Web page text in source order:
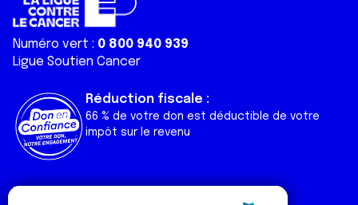
Numéro vert : 0 800 940 939
Ligue Soutien Cancer
Réduction fiscale :
66 % de votre don est déductible de votre
impôt sur le revenu
Liens utiles